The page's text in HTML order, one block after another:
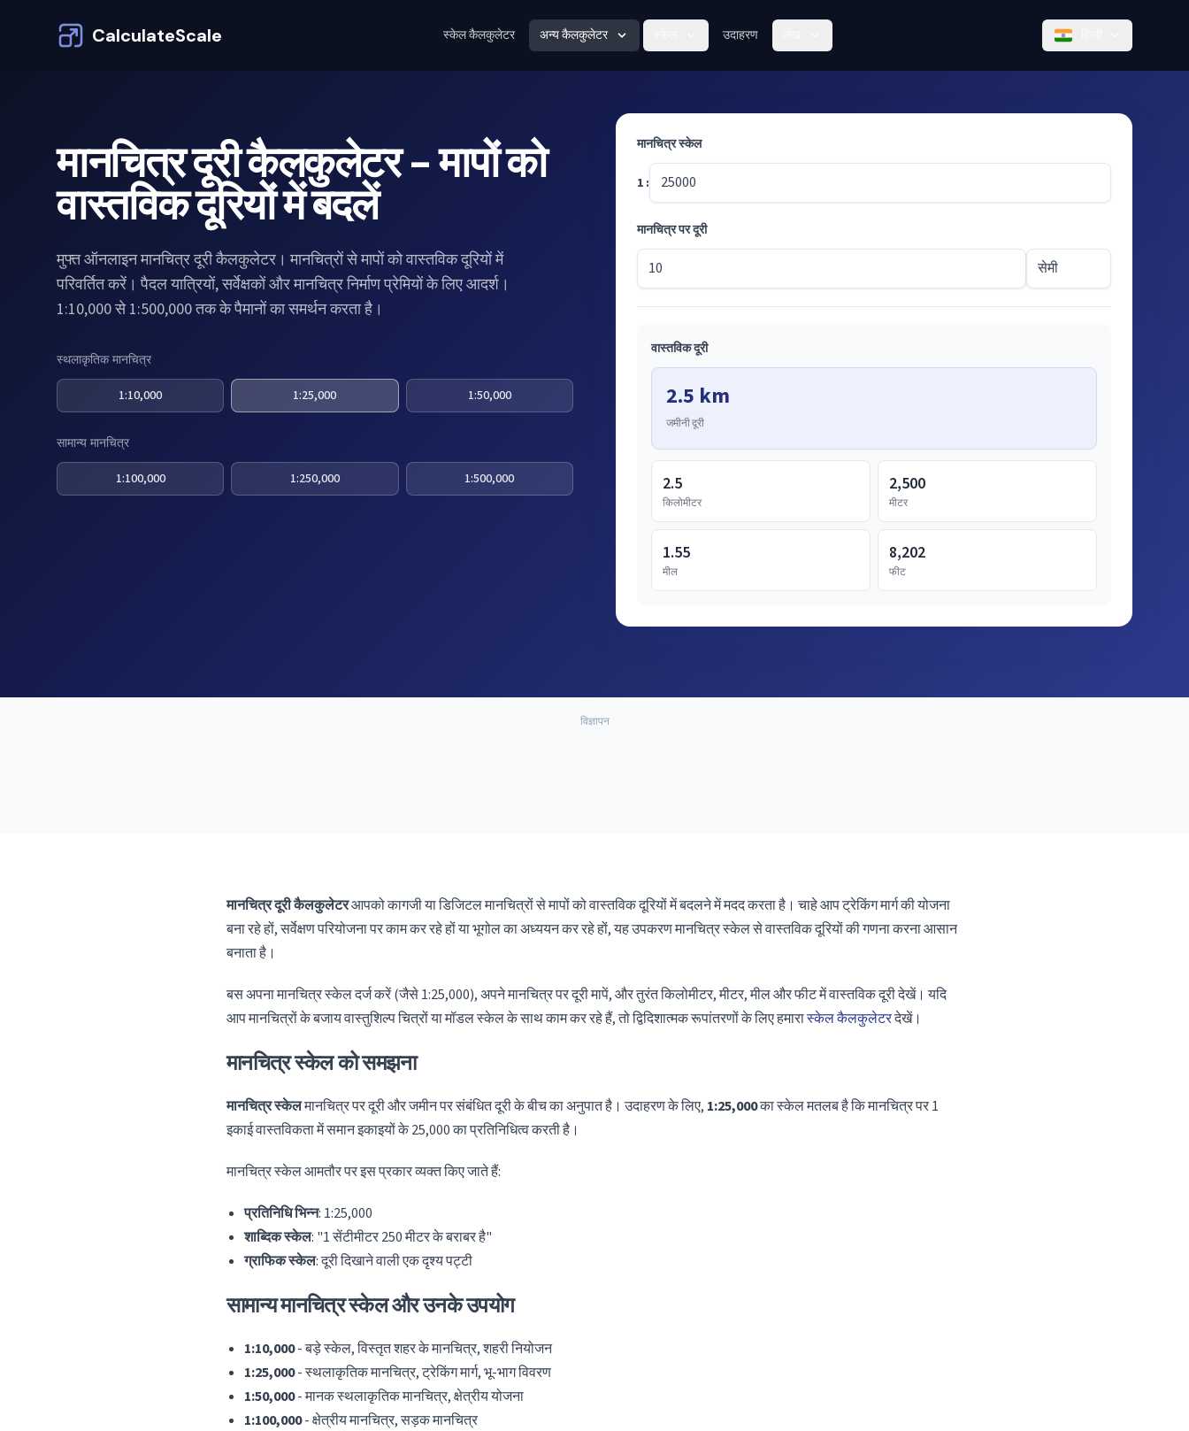
CalculateScale स्केल कैलकुलेटर अन्य कैलकुलेटर उदाहरण
मानचित्र दूरी कैलकुलेटर - मापों को
वास्तविक दूरियों में बदलें
मुफ्त ऑनलाइन मानचित्र दूरी कैलकुलेटर। मानचित्रों से मापों को वास्तविक दूरियों में
परिवर्तित करें। पैदल यात्रियों, सर्वेक्षकों और मानचित्र निर्माण प्रेमियों के लिए आदर्श।
1:10,000 से 1:500,000 तक के पैमानों का समर्थन करता है।
स्थलाकृतिक मानचित्र
1:10,000 1:25,000 1:50,000
सामान्य मानचित्र
1:100,000 1:250,000 1:500,000
मानचित्र स्केल
1 :
मानचित्र पर दूरी
वास्तविक दूरी
2.5 km
जमीनी दूरी
2.5
किलोमीटर
2,500
मीटर
1.55
मील
8,202
फीट
विज्ञापन
मानचित्र दूरी कैलकुलेटरआपको कागजी या डिजिटल मानचित्रों से मापों को वास्तविक दूरियों में बदलने में मदद करता है। चाहे आप ट्रेकिंग मार्ग की योजना
बना रहे हों, सर्वेक्षण परियोजना पर काम कर रहे हों या भूगोल का अध्ययन कर रहे हों, यह उपकरण मानचित्र स्केल से वास्तविक दूरियों की गणना करना आसान
बनाता है।
बस अपना मानचित्र स्केल दर्ज करें (जैसे 1:25,000), अपने मानचित्र पर दूरी मापें, और तुरंत किलोमीटर, मीटर, मील और फीट में वास्तविक दूरी देखें। यदि
आप मानचित्रों के बजाय वास्तुशिल्प चित्रों या मॉडल स्केल के साथ काम कर रहे हैं, तो द्विदिशात्मक रूपांतरणों के लिए हमारास्केल कैलकुलेटरदेखें।
मानचित्र स्केल को समझना
मानचित्र स्केलमानचित्र पर दूरी और जमीन पर संबंधित दूरी के बीच का अनुपात है। उदाहरण के लिए, 1:25,000का स्केल मतलब है कि मानचित्र पर 1
इकाई वास्तविकता में समान इकाइयों के 25,000 का प्रतिनिधित्व करती है।
मानचित्र स्केल आमतौर पर इस प्रकार व्यक्त किए जाते हैं:
प्रतिनिधि भिन्न: 1:25,000
शाब्दिक स्केल: "1 सेंटीमीटर 250 मीटर के बराबर है"
ग्राफिक स्केल: दूरी दिखाने वाली एक दृश्य पट्टी
सामान्य मानचित्र स्केल और उनके उपयोग
1:10,000- बड़े स्केल, विस्तृत शहर के मानचित्र, शहरी नियोजन
1:25,000- स्थलाकृतिक मानचित्र, ट्रेकिंग मार्ग, भू-भाग विवरण
1:50,000- मानक स्थलाकृतिक मानचित्र, क्षेत्रीय योजना
1:100,000- क्षेत्रीय मानचित्र, सड़क मानचित्र